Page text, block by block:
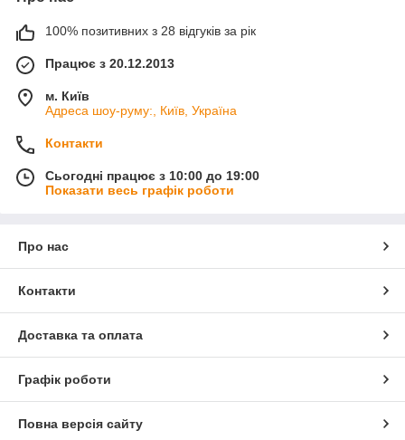
100% позитивних з 28 відгуків за рік
Працює з 20.12.2013
м. Київ
Адреса шоу-руму:, Київ, Україна
Контакти
Сьогодні працює з 10:00 до 19:00
Показати весь графік роботи
Про нас
Контакти
Доставка та оплата
Графік роботи
Повна версія сайту